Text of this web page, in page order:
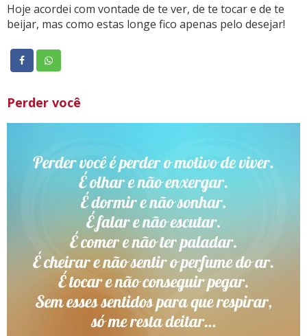
Hoje acordei com vontade de te ver, de te tocar e de te
beijar, mas como estas longe fico apenas pelo desejar!
Perder você